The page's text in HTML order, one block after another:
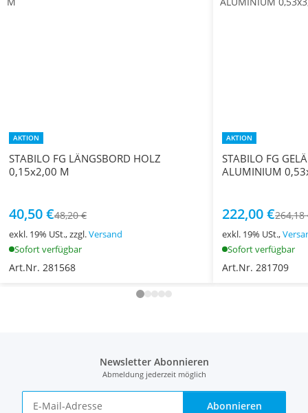
AKTION
STABILO FG LÄNGSBORD HOLZ
0,15x2,00 M
40,50 €48,20 €
exkl. 19% USt., zzgl.Versand
Sofort verfügbar
Art.Nr. 281568
AKTION
STABILO FG
ALUMINIUM
222,00 €264,18
exkl. 19% USt.,
Sofort verfügbar
Art.Nr. 281709
Newsletter Abonnieren
Abmeldung jederzeit möglich
Abonnieren